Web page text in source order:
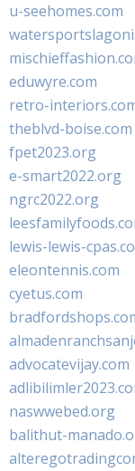
u-seehomes.com
eduwyre.com
retro-
theblvd-boise.com
fpet2023.org
e-smart2022.org
ngrc2022.org
lewis-lewis-
eleontennis.com
cyetus.com
advocatevijay.com
naswwebed.org
balithut-